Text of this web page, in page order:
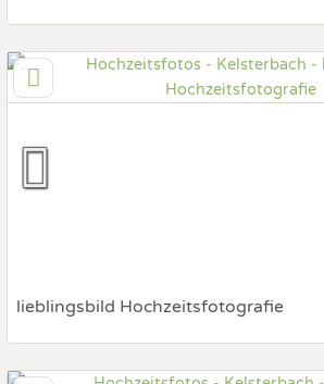
67685 Weilerbach, Rheinland-Pfalz,
Hochzeits Shooting
Fotobox mit Zubehör
lieblingsbild Hochzeitsfotografie
136,2 km(Entfernung von Kelsterbach)